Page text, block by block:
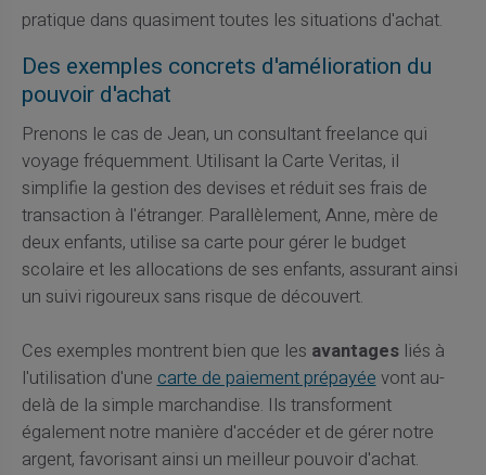
pratique dans quasiment toutes les situations d'achat.
Des exemples concrets d'amélioration du
pouvoir d'achat
Prenons le cas de Jean, un consultant freelance qui
voyage fréquemment. Utilisant la Carte Veritas, il
simplifie la gestion des devises et réduit ses frais de
transaction à l'étranger. Parallèlement, Anne, mère de
deux enfants, utilise sa carte pour gérer le budget
scolaire et les allocations de ses enfants, assurant ainsi
un suivi rigoureux sans risque de découvert.
Ces exemples montrent bien que les avantagesliés à
l'utilisation d'unecarte de paiement prépayéevont au-
delà de la simple marchandise. Ils transforment
également notre manière d'accéder et de gérer notre
argent, favorisant ainsi un meilleur pouvoir d'achat.